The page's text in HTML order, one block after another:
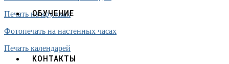
ОБУЧЕНИЕ
КОНТАКТЫ
Печать на кружках
Фотопечать на настенных часах
Печать календарей